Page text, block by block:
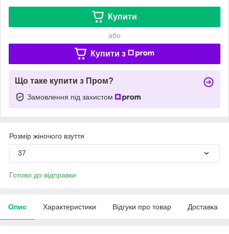
Купити
або
Купити з
Що таке купити з Пром?
Замовлення під захистом
Розмір жіночого взуття
37
Готово до відправки
Опис Характеристики Відгуки про товар Доставка